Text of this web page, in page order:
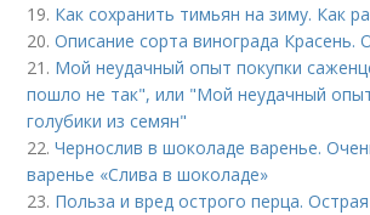
19. Как сохранить тимьян на зиму. Как
20.Описание сорта винограда Красень.
21. Мой неудачный опыт покупки
пошло не так", или "Мой неудачный
голубики из семян"
22.Чернослив в шоколаде варенье.
варенье «Слива в шоколаде»
23. Польза и вред острого перца.